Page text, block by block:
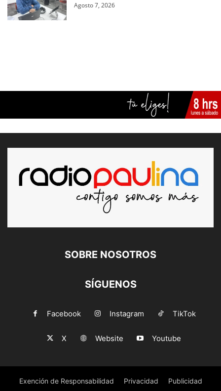
Agosto 7, 2026
SOBRE NOSOTROS
SÍGUENOS
Facebook Instagram TikTok
X Website Youtube
Exención de Responsabilidad Privacidad Publicidad